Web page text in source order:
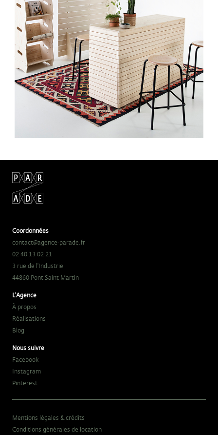
Coordonnées
contact@agence-parade.fr
02 40 13 02 21
3 rue de l'Industrie
44860 Pont Saint Martin
L'Agence
À propos
Réalisations
Blog
Nous suivre
Facebook
Instagram
Pinterest
Mentions légales & crédits
Conditions générales de location